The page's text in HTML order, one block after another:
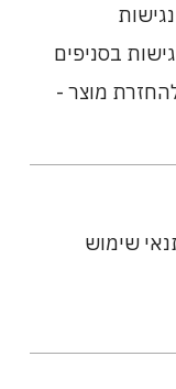
בסניפים
מוצר -
שימוש